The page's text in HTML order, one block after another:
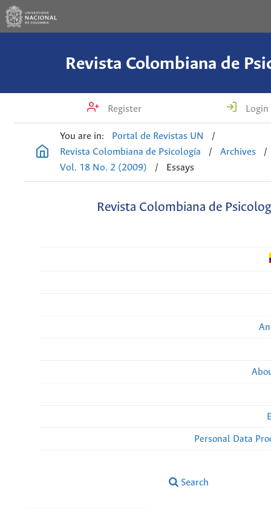
Revista Colombiana de
Register Login
You are in: Portal de Revistas UN
/
Revista Colombiana de Psicología
/ Archives
/
Vol. 18 No. 2 (2009)
/ Essays
Revista Colombiana de
Personal Data
Search